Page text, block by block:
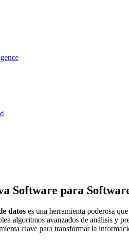
Software para
datos es una herramienta poderosa
algoritmos avanzados de análisis y
clave para transformar la